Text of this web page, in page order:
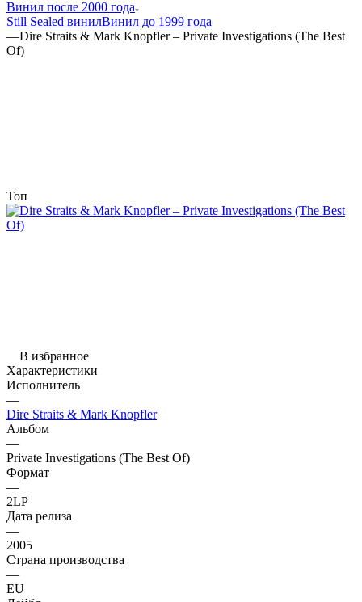
Винил после 2000 года
Still Sealed винилВинил до 1999 года
—Dire Straits & Mark Knopfler – Private Investigations (The Best
Of)
Топ
В избранное
Характеристики
Исполнитель
—
Dire Straits & Mark Knopfler
Альбом
—
Private Investigations (The Best Of)
Формат
—
2LP
Дата релиза
—
2005
Страна производства
—
EU